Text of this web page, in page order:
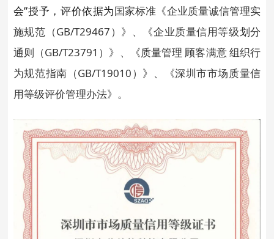
会”授予，评价依据为国家标准《企业质量诚信管理实
施规范（GB/T29467）》、《企业质量信用等级划分
通则（GB/T23791）》、《质量管理 顾客满意 组织行
为规范指南（GB/T19010）》、《深圳市市场质量信
用等级评价管理办法》。